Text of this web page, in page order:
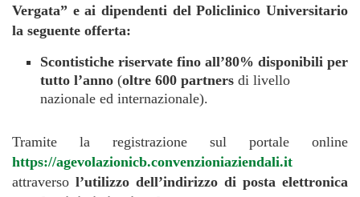
Vergata” e ai dipendenti del Policlinico Universitario
la seguente offerta:
Scontistiche riservate fino all’80% disponibili per
tutto l’anno (oltre 600 partners di livello
nazionale ed internazionale).
Tramite la registrazione sul portale online
https://agevolazionicb.convenzioniaziendali.it
attraverso l’utilizzo dell’indirizzo di posta elettronica